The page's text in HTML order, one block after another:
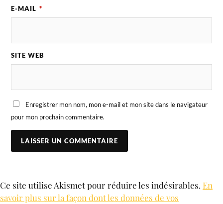
E-MAIL *
SITE WEB
Enregistrer mon nom, mon e-mail et mon site dans le navigateur
pour mon prochain commentaire.
Ce site utilise Akismet pour réduire les indésirables. En
savoir plus sur la façon dont les données de vos